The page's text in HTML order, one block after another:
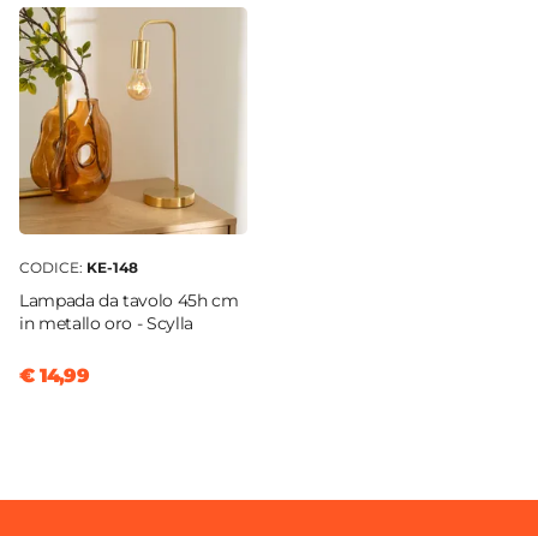
CODICE: KE-148
Lampada da tavolo 45h cm
in metallo oro - Scylla
€ 14,99